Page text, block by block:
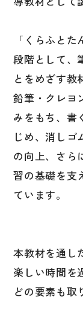
漢字・漢和辞典
語学・文法辞典
表現・用字用
比較文化辞典
教師用参考
日本語教授法
教室活動参考書
語彙・意味
文章・談話・
文法
「くらふと
段階として、
とをめざす教
鉛筆・クレヨ
みをもち、書
じめ、消しゴ
の向上、さら
習の基礎を支
ています。
本教材を通し
楽しい時間を
どの要素も取